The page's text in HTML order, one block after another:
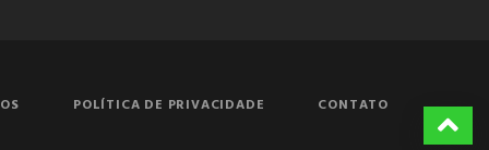
POLÍTICA DE PRIVACIDADE CONTATO